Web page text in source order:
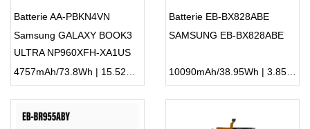
Batterie AA-PBKN4VN
Samsung GALAXY BOOK3
ULTRA NP960XFH-XA1US
4757mAh/73.8Wh | 15.52V | Li-ion ...
Batterie EB-BX828ABE
SAMSUNG EB-BX828ABE
10090mAh/38.95Wh | 3.85V | Li-ion ...